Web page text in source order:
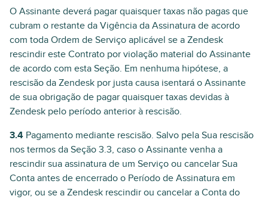
O Assinante deverá pagar quaisquer taxas não pagas que
cubram o restante da Vigência da Assinatura de acordo
com toda Ordem de Serviço aplicável se a Zendesk
rescindir este Contrato por violação material do Assinante
de acordo com esta Seção. Em nenhuma hipótese, a
rescisão da Zendesk por justa causa isentará o Assinante
de sua obrigação de pagar quaisquer taxas devidas à
Zendesk pelo período anterior à rescisão.
3.4 Pagamento mediante rescisão. Salvo pela Sua rescisão
nos termos da Seção 3.3, caso o Assinante venha a
rescindir sua assinatura de um Serviço ou cancelar Sua
Conta antes de encerrado o Período de Assinatura em
vigor, ou se a Zendesk rescindir ou cancelar a Conta do